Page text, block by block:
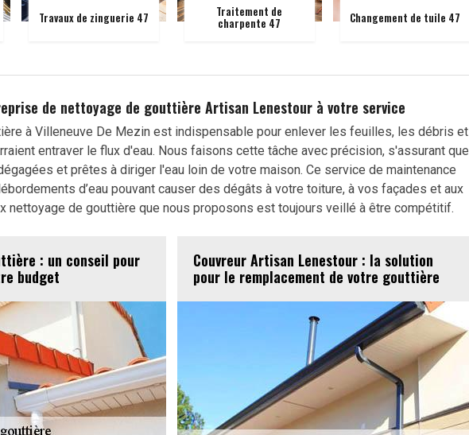
Travaux de zinguerie 47 Traitement de
charpente 47 Changement de tuile 47
de nettoyage de gouttière Artisan Lenestour à votre service
à Villeneuve De Mezin est indispensable pour enlever les feuilles, les débris et
entraver le flux d'eau. Nous faisons cette tâche avec précision, s'assurant que
et prêtes à diriger l'eau loin de votre maison. Ce service de maintenance
d’eau pouvant causer des dégâts à votre toiture, à vos façades et aux
nettoyage de gouttière que nous proposons est toujours veillé à être compétitif.
: un conseil pour
budget
Couvreur Artisan Lenestour : la solution
pour le remplacement de votre gouttière